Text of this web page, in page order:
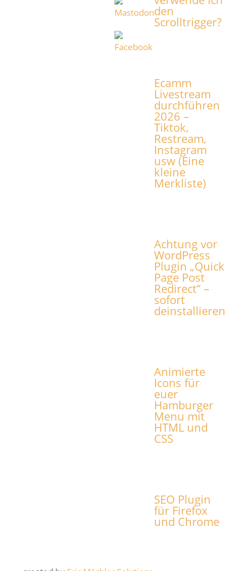
den
Scrolltrigger?
Ecamm
Livestream
durchführen
2026 –
Tiktok,
Restream,
Instagram
usw (Eine
kleine
Merkliste)
Achtung vor
WordPress
Plugin „Quick
Page Post
Redirect“ –
sofort
deinstallieren
Animierte
Icons für
euer
Hamburger
Menu mit
HTML und
CSS
SEO Plugin
für Firefox
und Chrome